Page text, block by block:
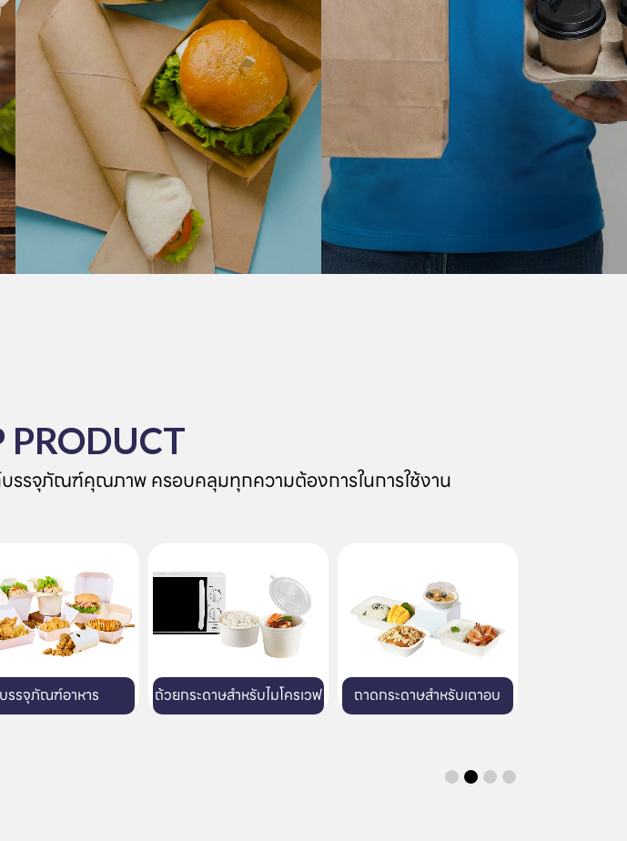
PRODUCT
รจุภัณฑ์คุณภาพ ครอบคลุมทุกความต้องการในการใช้งาน
ถ้วยกระดาษสำหรับไมโครเวฟ ถาดกระดาษสำหรับเตาอบ แก้วพลาสติก